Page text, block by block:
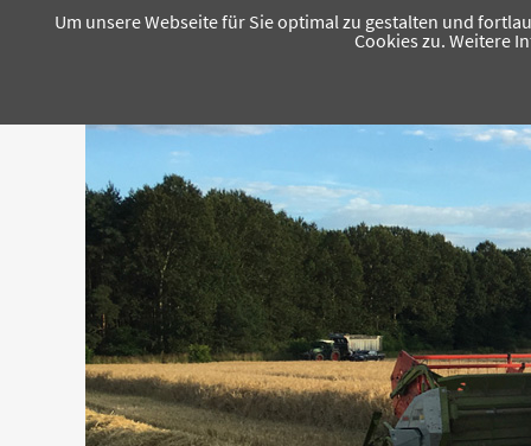
Um unsere Webseite für Sie optimal zu gestalten und
Cookies zu. Weitere